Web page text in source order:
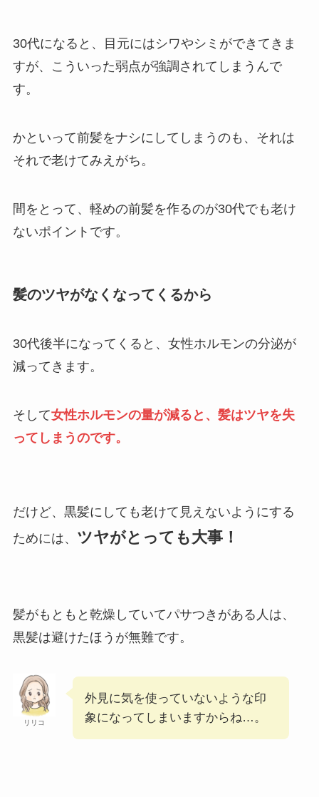
30代になると、目元にはシワやシミができてきま
すが、こういった弱点が強調されてしまうんで
す。
かといって前髪をナシにしてしまうのも、それは
それで老けてみえがち。
間をとって、軽めの前髪を作るのが30代でも老け
ないポイントです。
髪のツヤがなくなってくるから
30代後半になってくると、女性ホルモンの分泌が
減ってきます。
そして女性ホルモンの量が減ると、髪はツヤを失
ってしまうのです。
だけど、黒髪にしても老けて見えないようにする
ためには、 ツヤがとっても大事！
髪がもともと乾燥していてパサつきがある人は、
黒髪は避けたほうが無難です。
リリコ
外見に気を使っていないような印
象になってしまいますからね…。